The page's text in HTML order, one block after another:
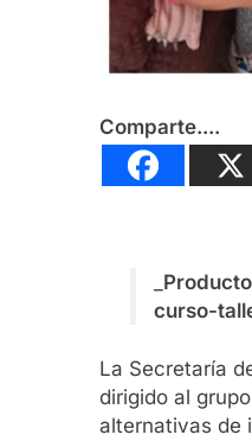
Comparte....
curso-
La Secretaría
dirigido al
alternativas de